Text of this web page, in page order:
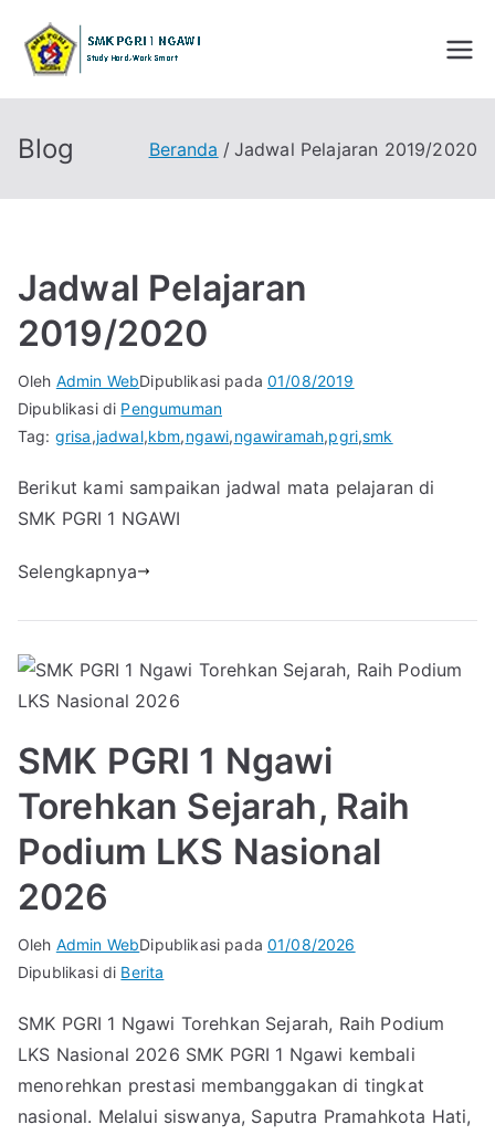
konten
SMK PGRI 1
NGAWI
STUDY HARD WORK SMART
Blog Beranda Jadwal Pelajaran 2019/2020
Jadwal Pelajaran
2019/2020
Oleh Admin WebDipublikasi pada 01/08/2019
Dipublikasi di Pengumuman
Tag: grisa,jadwal,kbm,ngawi,ngawiramah,pgri,smk
Berikut kami sampaikan jadwal mata pelajaran di
SMK PGRI 1 NGAWI
Selengkapnya
SMK PGRI 1 Ngawi
Torehkan Sejarah, Raih
Podium LKS Nasional
2026
Oleh Admin WebDipublikasi pada 01/08/2026
Dipublikasi di Berita
SMK PGRI 1 Ngawi Torehkan Sejarah, Raih Podium
LKS Nasional 2026 SMK PGRI 1 Ngawi kembali
menorehkan prestasi membanggakan di tingkat
nasional. Melalui siswanya, Saputra Pramahkota Hati,